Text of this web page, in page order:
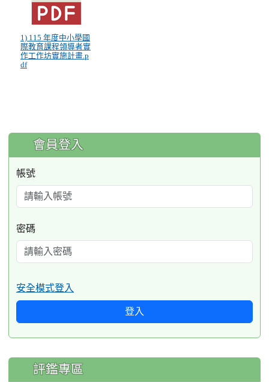
1) 115 年度中小學國
際教育課程領導者實
作工作坊實施計畫.p
df
:::
會員登入
帳號
密碼
安全模式登入
登入
評鑑專區